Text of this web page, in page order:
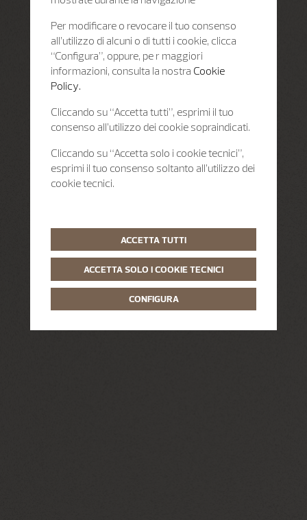
Per modificare o revocare il tuo consenso
all’utilizzo di alcuni o di tutti i cookie, clicca
“Configura”, oppure, pe r maggiori
informazioni, consulta la nostra Cookie
Policy.
Cliccando su “Accetta tutti”, esprimi il tuo
consenso all’utilizzo dei cookie sopraindicati.
Cliccando su “Accetta solo i cookie tecnici”,
esprimi il tuo consenso soltanto all’utilizzo dei
cookie tecnici.
ACCETTA TUTTI
ACCETTA SOLO I COOKIE TECNICI
CONFIGURA